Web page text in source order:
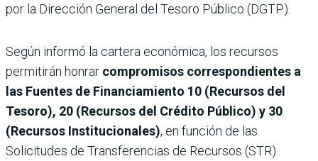
por la Dirección General del Tesoro Público (DGTP).
Según informó la cartera económica, los recursos
permitirán honrar compromisos correspondientes a
las Fuentes de Financiamiento 10 (Recursos del
Tesoro), 20 (Recursos del Crédito Público) y 30
(Recursos Institucionales), en función de las
Solicitudes de Transferencias de Recursos (STR)